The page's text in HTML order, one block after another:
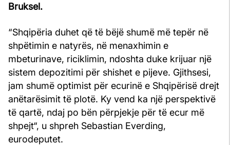
Bruksel.
“Shqipëria duhet që të bëjë shumë më tepër në
shpëtimin e natyrës, në menaxhimin e
mbeturinave, riciklimin, ndoshta duke krijuar një
sistem depozitimi për shishet e pijeve. Gjithsesi,
jam shumë optimist për ecurinë e Shqipërisë drejt
anëtarësimit të plotë. Ky vend ka një perspektivë
të qartë, ndaj po bën përpjekje për të ecur më
shpejt“, u shpreh Sebastian Everding,
eurodeputet.